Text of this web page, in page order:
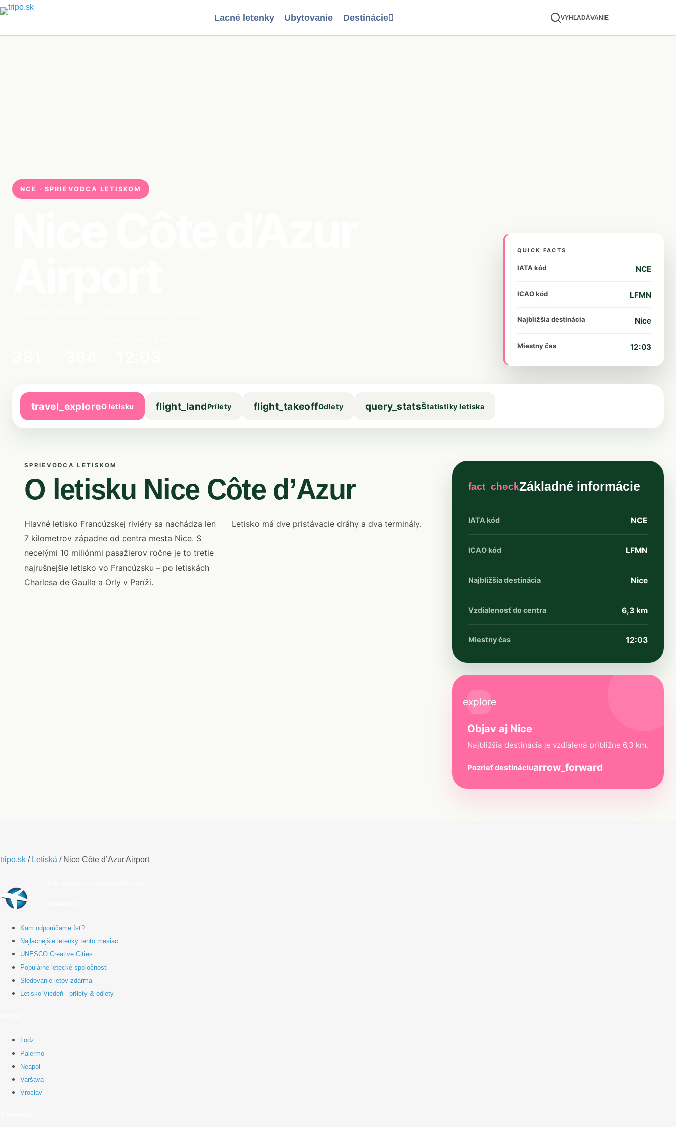
Skip
Lacné letenky Ubytovanie Destinácie VYHĽADÁVANIE
NCE · SPRIEVODCA LETISKOM
QUICK FACTS
IATA kód NCE
ICAO kód LFMN
Najbližšia destinácia Nice
Miestny čas 12:03
travel_exploreO letisku flight_landPrílety flight_takeoffOdlety query_statsŠtatistiky letiska
SPRIEVODCA LETISKOM
O letisku Nice Côte d’Azur
Hlavné letisko Francúzskej riviéry sa nachádza len
7 kilometrov západne od centra mesta Nice. S
necelými 10 miliónmi pasažierov ročne je to tretie
najrušnejšie letisko vo Francúzsku – po letiskách
Charlesa de Gaulla a Orly v Paríži.
Letisko má dve pristávacie dráhy a dva terminály.
fact_checkZákladné informácie
IATA kód NCE
ICAO kód LFMN
Najbližšia destinácia Nice
Vzdialenosť do centra 6,3 km
Miestny čas 12:03
explore
Objav aj Nice
Najbližšia destinácia je vzdialená približne 6,3 km.
Pozrieť destináciuarrow_forward
tripo.sk / Letiská / Nice Côte d’Azur Airport
Kam odporúčame ísť?
Najlacnejšie letenky tento mesiac
UNESCO Creative Cities
Populárne letecké spoločnosti
Sledovanie letov zdarma
Letisko Viedeň - prílety & odlety
Lodz
Palermo
Neapol
Varšava
Vroclav